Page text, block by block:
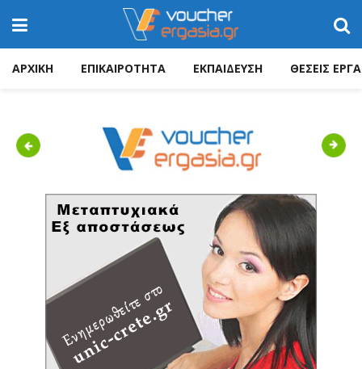
ΑΡΧΙΚΗ ΕΠΙΚΑΙΡΟΤΗΤΑ ΕΚΠΑΙΔΕΥΣΗ ΘΕΣΕΙΣ
Previous Next